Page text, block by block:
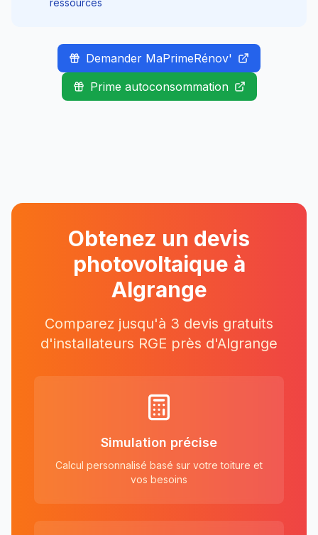
ressources
Demander MaPrimeRénov'
Prime autoconsommation
Obtenez un devis
photovoltaique à
Algrange
Comparez jusqu'à 3 devis gratuits
d'installateurs RGE près d'Algrange
Simulation précise
Calcul personnalisé basé sur votre toiture et
vos besoins